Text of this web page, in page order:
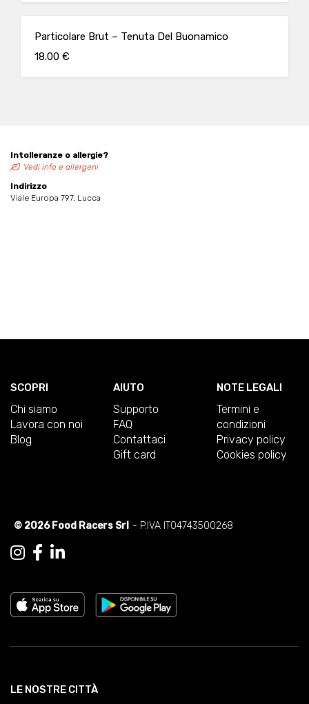
Particolare Brut – Tenuta Del Buonamico
18.00 €
Intolleranze o allergie?
Vedi info e allergeni
Indirizzo
Viale Europa 797, Lucca
SCOPRI
Chi siamo
Lavora con noi
Blog
AIUTO
Supporto
FAQ
Contattaci
Gift card
NOTE LEGALI
Termini e
condizioni
Privacy policy
Cookies policy
© 2026 Food Racers Srl - P.IVA IT04743500268
LE NOSTRE CITTÀ